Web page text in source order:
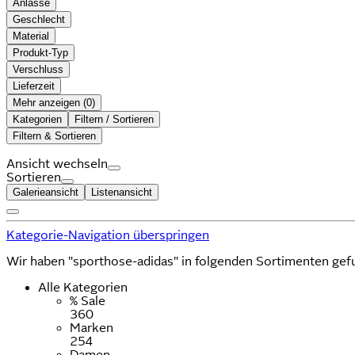
Anlässe
Geschlecht
Material
Produkt-Typ
Verschluss
Lieferzeit
Mehr anzeigen ( )
Kategorien
Filtern / Sortieren
Filtern & Sortieren
Ansicht wechseln
Sortieren
Galerieansicht Listenansicht
Kategorie-Navigation überspringen
Wir haben "sporthose-adidas" in folgenden Sortimenten
Alle Kategorien
% Sale
360
Marken
254